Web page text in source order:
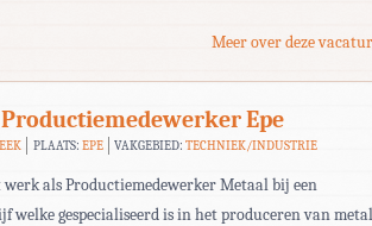
Meer over deze
Epe
PLAATS: EPE VAKGEBIED:TECHNIEK/INDUSTRIE
werk als Productiemedewerker Metaal bij een
welke gespecialiseerd is in het produceren van